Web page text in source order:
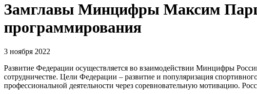
Замглавы Минцифры Максим
программирования
3 ноября 2022
Развитие Федерации осуществляется во взаимодействии Минцифры
сотрудничестве. Цели Федерации – развитие и популяризация
профессиональной деятельности через соревновательную мотивацию.